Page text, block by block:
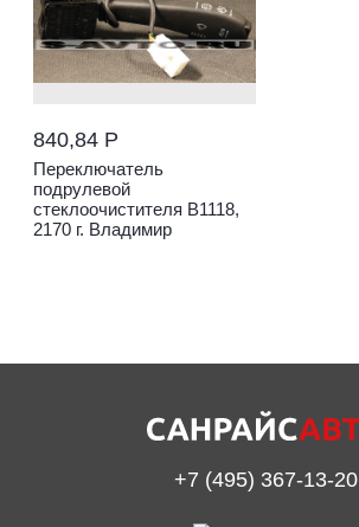
840,84 Р
Переключатель
подрулевой
стеклоочистителя В1118,
2170 г. Владимир
+7 (495) 367-13-20